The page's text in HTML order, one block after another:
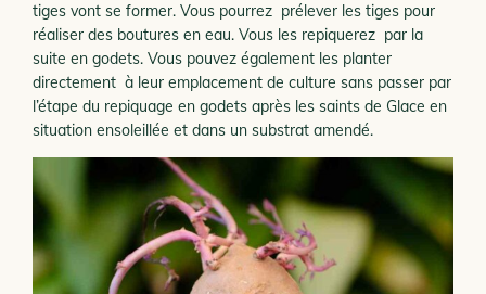
tiges vont se former. Vous pourrez prélever les tiges pour
réaliser des boutures en eau. Vous les repiquerez par la
suite en godets. Vous pouvez également les planter
directement à leur emplacement de culture sans passer par
l’étape du repiquage en godets après les saints de Glace en
situation ensoleillée et dans un substrat amendé.